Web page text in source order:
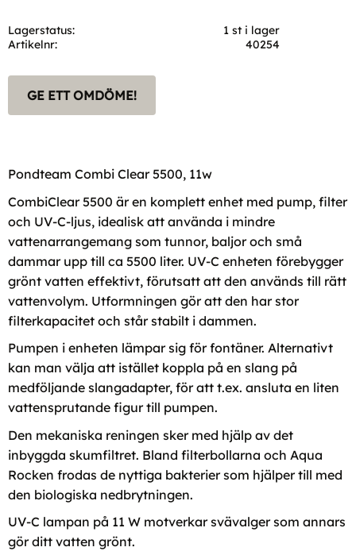
Lagerstatus
1 st i lager
Artikelnr
40254
GE ETT OMDÖME!
Pondteam Combi Clear 5500, 11w
CombiClear 5500 är en komplett enhet med pump, filter
och UV-C-ljus, idealisk att använda i mindre
vattenarrangemang som tunnor, baljor och små
dammar upp till ca 5500 liter. UV-C enheten förebygger
grönt vatten effektivt, förutsatt att den används till rätt
vattenvolym. Utformningen gör att den har stor
filterkapacitet och står stabilt i dammen.
Pumpen i enheten lämpar sig för fontäner. Alternativt
kan man välja att istället koppla på en slang på
medföljande slangadapter, för att t.ex. ansluta en liten
vattensprutande figur till pumpen.
Den mekaniska reningen sker med hjälp av det
inbyggda skumfiltret. Bland filterbollarna och Aqua
Rocken frodas de nyttiga bakterier som hjälper till med
den biologiska nedbrytningen.
UV-C lampan på 11 W motverkar svävalger som annars
gör ditt vatten grönt.